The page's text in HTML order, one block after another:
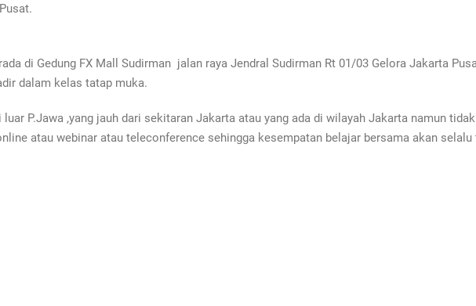
di Gedung FX Mall Sudirman jalan raya Jendral Sudirman Rt 01/03 Gelora Jakarta
dalam kelas tatap muka.
P.Jawa ,yang jauh dari sekitaran Jakarta atau yang ada di wilayah Jakarta namun
atau webinar atau teleconference sehingga kesempatan belajar bersama akan selalu